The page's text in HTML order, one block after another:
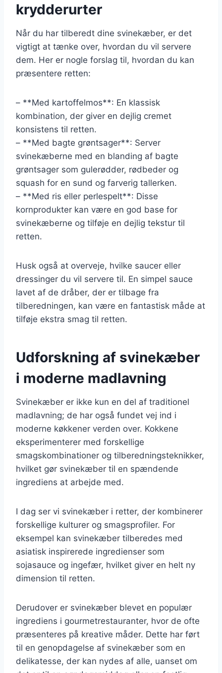
krydderurter
Når du har tilberedt dine svinekæber, er det
vigtigt at tænke over, hvordan du vil servere
dem. Her er nogle forslag til, hvordan du kan
præsentere retten:
– **Med kartoffelmos**: En klassisk
kombination, der giver en dejlig cremet
konsistens til retten.
– **Med bagte grøntsager**: Server
svinekæberne med en blanding af bagte
grøntsager som gulerødder, rødbeder og
squash for en sund og farverig tallerken.
– **Med ris eller perlespelt**: Disse
kornprodukter kan være en god base for
svinekæberne og tilføje en dejlig tekstur til
retten.
Husk også at overveje, hvilke saucer eller
dressinger du vil servere til. En simpel sauce
lavet af de dråber, der er tilbage fra
tilberedningen, kan være en fantastisk måde at
tilføje ekstra smag til retten.
Udforskning af svinekæber
i moderne madlavning
Svinekæber er ikke kun en del af traditionel
madlavning; de har også fundet vej ind i
moderne køkkener verden over. Kokkene
eksperimenterer med forskellige
smagskombinationer og tilberedningsteknikker,
hvilket gør svinekæber til en spændende
ingrediens at arbejde med.
I dag ser vi svinekæber i retter, der kombinerer
forskellige kulturer og smagsprofiler. For
eksempel kan svinekæber tilberedes med
asiatisk inspirerede ingredienser som
sojasauce og ingefær, hvilket giver en helt ny
dimension til retten.
Derudover er svinekæber blevet en populær
ingrediens i gourmetrestauranter, hvor de ofte
præsenteres på kreative måder. Dette har ført
til en genopdagelse af svinekæber som en
delikatesse, der kan nydes af alle, uanset om